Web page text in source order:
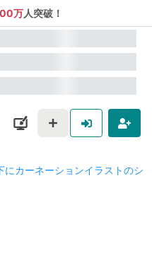
万人突破！
にカーネーションイラストのシ